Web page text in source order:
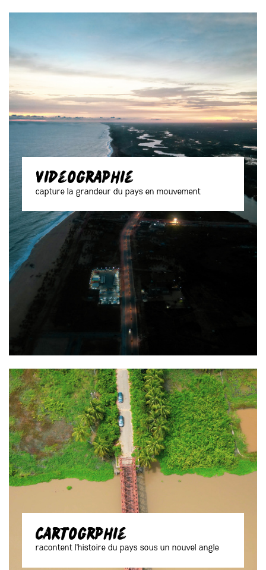
videographie
capture la grandeur du pays en mouvement
cartogrphie
racontent l'histoire du pays sous un nouvel angle